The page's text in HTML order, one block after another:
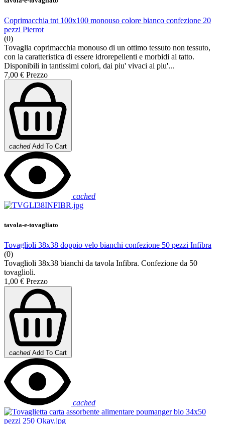
Coprimacchia tnt 100x100 monouso colore bianco confezione 20
pezzi Pierrot
(0)
Tovaglia coprimacchia monouso di un ottimo tessuto non tessuto,
con la caratteristica di essere idrorepellenti e morbidi al tatto.
Disponibili in tantissimi colori, dai piu' vivaci ai piu'...
7,00 € Prezzo
cached Add To Cart
cached
tavola-e-tovagliato
Tovaglioli 38x38 doppio velo bianchi confezione 50 pezzi Infibra
(0)
Tovaglioli 38x38 bianchi da tavola Infibra. Confezione da 50
tovaglioli.
1,00 € Prezzo
cached Add To Cart
cached